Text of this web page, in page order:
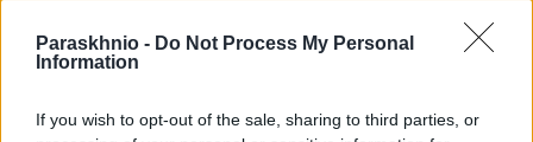
Paraskhnio - Do Not Process My Personal
Information
If you wish to opt-out of the sale, sharing to third parties, or
Η απόβαση στον Κόλπο των Χοίρων δεν έμεινε στην ιστορία
μόνο ως μια αποτυχημένη στρατιωτική ενέργεια. Έγινε
πολιτική πίεση, η υποτίμηση του αντιπάλου και οι αυταπάτες